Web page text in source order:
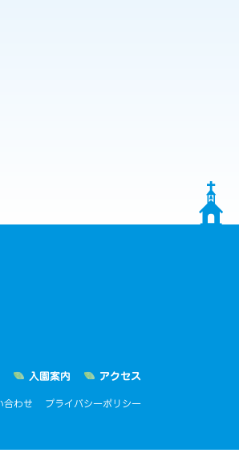
入園案内 アクセス
合わせ プライバシーポリシー